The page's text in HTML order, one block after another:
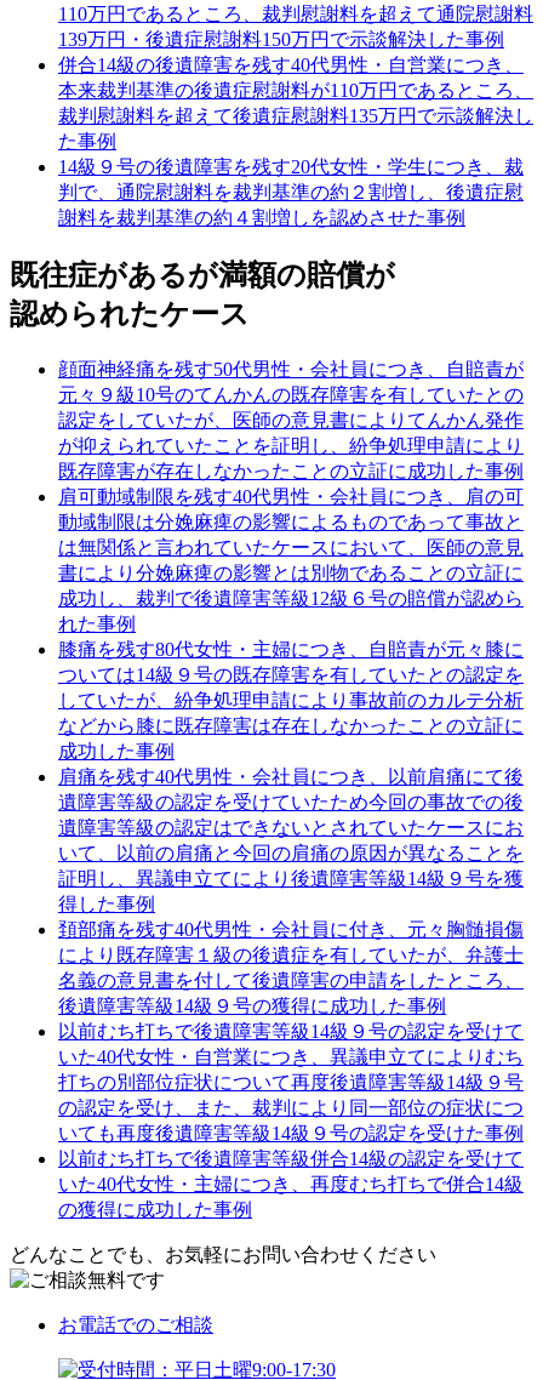
110万円であるところ、裁判慰謝料を超えて通院慰謝料
139万円・後遺症慰謝料150万円で示談解決した事例
併合14級の後遺障害を残す40代男性・自営業につき、
本来裁判基準の後遺症慰謝料が110万円であるところ、
裁判慰謝料を超えて後遺症慰謝料135万円で示談解決し
た事例
14級９号の後遺障害を残す20代女性・学生につき、裁
判で、通院慰謝料を裁判基準の約２割増し、後遺症慰
謝料を裁判基準の約４割増しを認めさせた事例
既往症があるが満額の賠償が
認められたケース
顔面神経痛を残す50代男性・会社員につき、自賠責が
元々９級10号のてんかんの既存障害を有していたとの
認定をしていたが、医師の意見書によりてんかん発作
が抑えられていたことを証明し、紛争処理申請により
既存障害が存在しなかったことの立証に成功した事例
肩可動域制限を残す40代男性・会社員につき、肩の可
動域制限は分娩麻痺の影響によるものであって事故と
は無関係と言われていたケースにおいて、医師の意見
書により分娩麻痺の影響とは別物であることの立証に
成功し、裁判で後遺障害等級12級６号の賠償が認めら
れた事例
膝痛を残す80代女性・主婦につき、自賠責が元々膝に
ついては14級９号の既存障害を有していたとの認定を
していたが、紛争処理申請により事故前のカルテ分析
などから膝に既存障害は存在しなかったことの立証に
成功した事例
肩痛を残す40代男性・会社員につき、以前肩痛にて後
遺障害等級の認定を受けていたため今回の事故での後
遺障害等級の認定はできないとされていたケースにお
いて、以前の肩痛と今回の肩痛の原因が異なることを
証明し、異議申立てにより後遺障害等級14級９号を獲
得した事例
頚部痛を残す40代男性・会社員に付き、元々胸髄損傷
により既存障害１級の後遺症を有していたが、弁護士
名義の意見書を付して後遺障害の申請をしたところ、
後遺障害等級14級９号の獲得に成功した事例
以前むち打ちで後遺障害等級14級９号の認定を受けて
いた40代女性・自営業につき、異議申立てによりむち
打ちの別部位症状について再度後遺障害等級14級９号
の認定を受け、また、裁判により同一部位の症状につ
いても再度後遺障害等級14級９号の認定を受けた事例
以前むち打ちで後遺障害等級併合14級の認定を受けて
いた40代女性・主婦につき、再度むち打ちで併合14級
の獲得に成功した事例
どんなことでも、お気軽にお問い合わせください
お電話でのご相談